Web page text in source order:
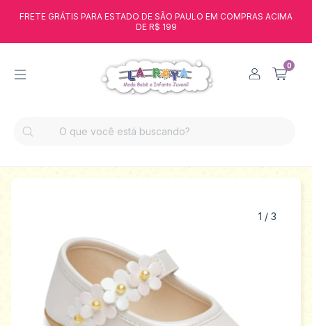
FRETE GRÁTIS PARA ESTADO DE SÃO PAULO EM COMPRAS ACIMA
DE R$ 199
0
1 / 3